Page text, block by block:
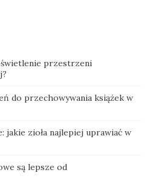
przestrzeni
do przechowywania książek w
jakie zioła najlepiej uprawiać w
są lepsze od